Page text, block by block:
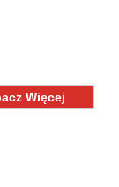
Więcej